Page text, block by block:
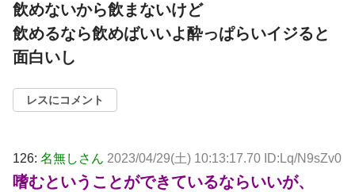
飲めないから飲まないけど
飲めるなら飲めばいいよ酔っぱらいイジると
面白いし
レスにコメント
126: 名無しさん 2023/04/29(土) 10:13:17.70 ID:Lq/N9sZv0
嗜むということができているならいいが、